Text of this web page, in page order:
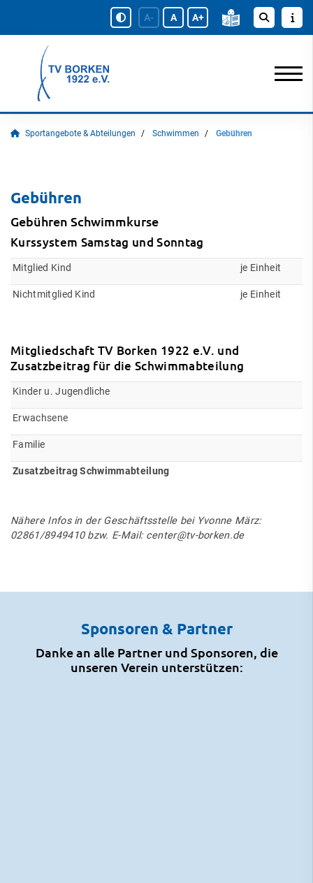
A- A A+
Sportangebote & Abteilungen Schwimmen Gebühren
Gebühren
Gebühren Schwimmkurse
Kurssystem Samstag und Sonntag
Mitglied Kind je Einheit
Nichtmitglied Kind je Einheit
Mitgliedschaft TV Borken 1922 e.V. und
Zusatzbeitrag für die Schwimmabteilung
Kinder u. Jugendliche
Erwachsene
Familie
Zusatzbeitrag Schwimmabteilung
Nähere Infos in der Geschäftsstelle bei Yvonne März:
02861/8949410bzw. E-Mail: center@tv-borken.de
Sponsoren & Partner
Danke an alle Partner und Sponsoren, die
unseren Verein unterstützen: